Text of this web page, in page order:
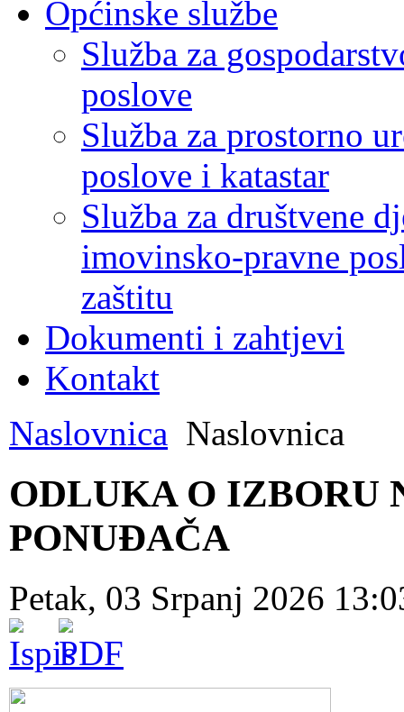
Općinske službe
Služba za
poslove
Služba za prostorno
poslove i katastar
Služba za društvene
imovinsko-pravne
zaštitu
Dokumenti i zahtjevi
Kontakt
Naslovnica Naslovnica
ODLUKA O IZBORU
PONUĐAČA
Petak, 03 Srpanj 2026